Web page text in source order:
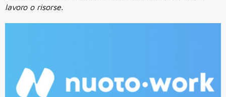
lavoro o risorse.